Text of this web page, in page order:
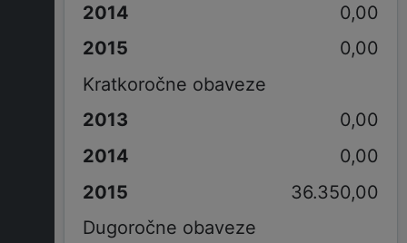
0,00
0,00
Kratkoročne obaveze
0,00
0,00
36.350,00
Dugoročne obaveze